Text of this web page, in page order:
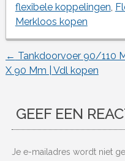
flexibele koppelingen,
Merkloos kopen
← Tankdoorvoer 90/110
X 90 Mm | Vdl kopen
GEEF EEN
Je e-mailadres wordt niet